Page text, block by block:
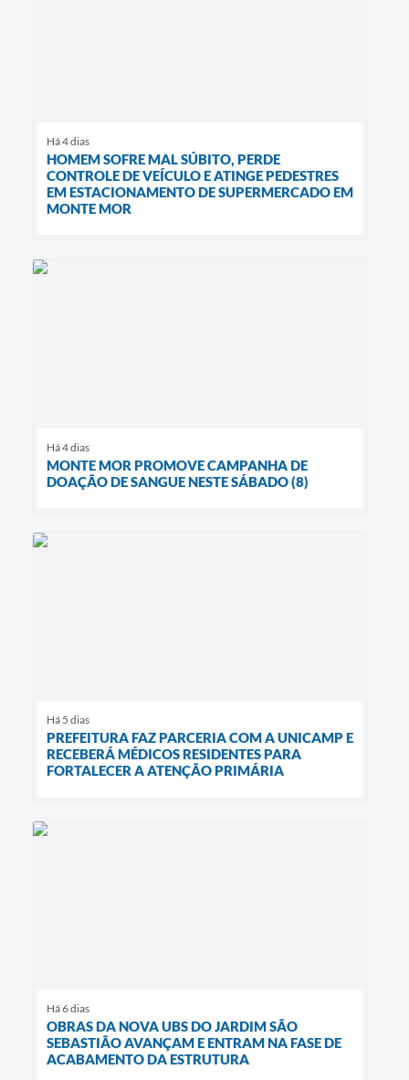
Há 4 dias
HOMEM SOFRE MAL SÚBITO, PERDE
CONTROLE DE VEÍCULO E ATINGE PEDESTRES
EM ESTACIONAMENTO DE SUPERMERCADO EM
MONTE MOR
Há 4 dias
MONTE MOR PROMOVE CAMPANHA DE
DOAÇÃO DE SANGUE NESTE SÁBADO (8)
Há 5 dias
PREFEITURA FAZ PARCERIA COM A UNICAMP E
RECEBERÁ MÉDICOS RESIDENTES PARA
FORTALECER A ATENÇÃO PRIMÁRIA
Há 6 dias
OBRAS DA NOVA UBS DO JARDIM SÃO
SEBASTIÃO AVANÇAM E ENTRAM NA FASE DE
ACABAMENTO DA ESTRUTURA